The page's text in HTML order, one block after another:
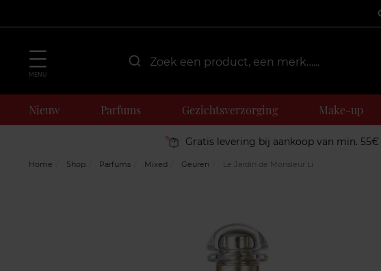
MENU
Nieuw Parfums Gezichtsverzorging Make-up
Gratis levering bij aankoop van min. 55€
Home Shop Parfums Mixed Geuren Le Jardin de Monsieur Li